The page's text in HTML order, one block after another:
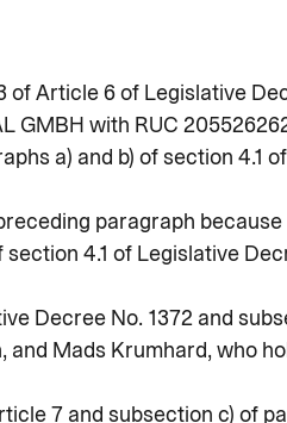
Article 6 of Legislative
GMBH with RUC
a) and b) of section 4.1
paragraph
4.1 of Legislative
Decree No. 1372 and
Mads Krumhard, who
7 and subsection c) of